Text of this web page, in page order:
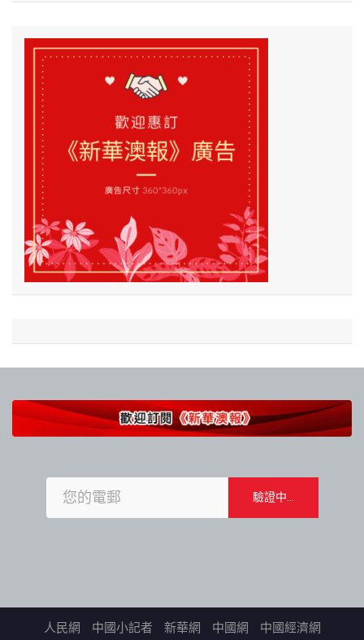
人民網 中國小記者 新華網 中國網 中國經濟網